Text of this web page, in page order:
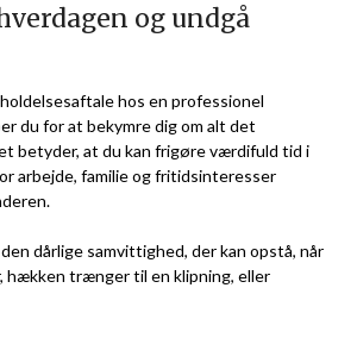
og undgå
hos en professionel
du for at bekymre dig om alt det
betyder, at du kan frigøre værdifuld tid i
arbejde, familie og fritidsinteresser
dårlige samvittighed, der kan opstå, når
hækken trænger til en klipning, eller